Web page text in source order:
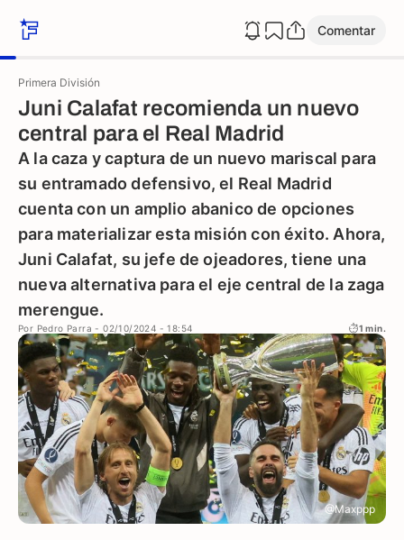
Comentar
Primera División
Juni Calafat recomienda un nuevo
central para el Real Madrid
A la caza y captura de un nuevo mariscal para
su entramado defensivo, el Real Madrid
cuenta con un amplio abanico de opciones
para materializar esta misión con éxito. Ahora,
Juni Calafat, su jefe de ojeadores, tiene una
nueva alternativa para el eje central de la zaga
merengue.
Por Pedro Parra - 02/10/2024 - 18:54 1 min.
@Maxppp